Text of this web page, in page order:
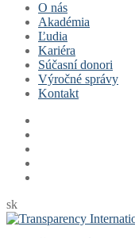
O nás
Akadémia
Ľudia
Kariéra
Súčasní donori
Výročné správy
Kontakt
sk